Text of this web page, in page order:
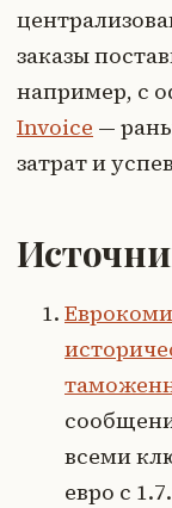
заказы
например, с
Invoice —
затрат и
всеми
евро с